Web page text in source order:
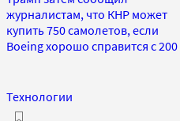
журналистам, что КНР может
купить 750 самолетов, если
Boeing хорошо справится с 200
Технологии